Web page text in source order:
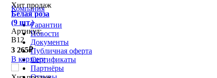
Хит продаж
Белая роза
(9 шт.)
Артикул:
В12
3 265₽
В корзину
Компания
Гарантии
Новости
Документы
Публичная оферта
Сертификаты
Партнёры